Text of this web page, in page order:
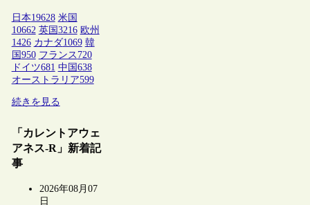
日本19628 米国
10662 英国 3216 欧州
1426 カナダ1069 韓
国 950 フランス 720
ドイツ681 中国 638
オーストラリア599
続きを見る
「カレントアウェ
アネス-R」新着記
事
2026年08月07
日